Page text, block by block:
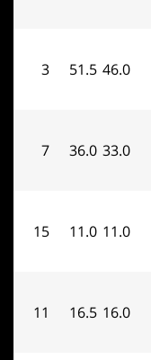
51.5
3
36.0
7
11.0
15
16.5
11